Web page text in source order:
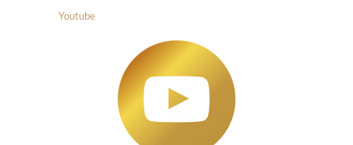
Youtube